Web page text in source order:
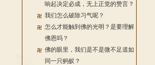
响起决定必成，无上正觉的赞言？
我们怎么破除习气呢？
怎么才能触到佛的光明？是要理解
佛恩吗？
佛的眼里，我们是不是微不足道如
同一只蚂蚁？